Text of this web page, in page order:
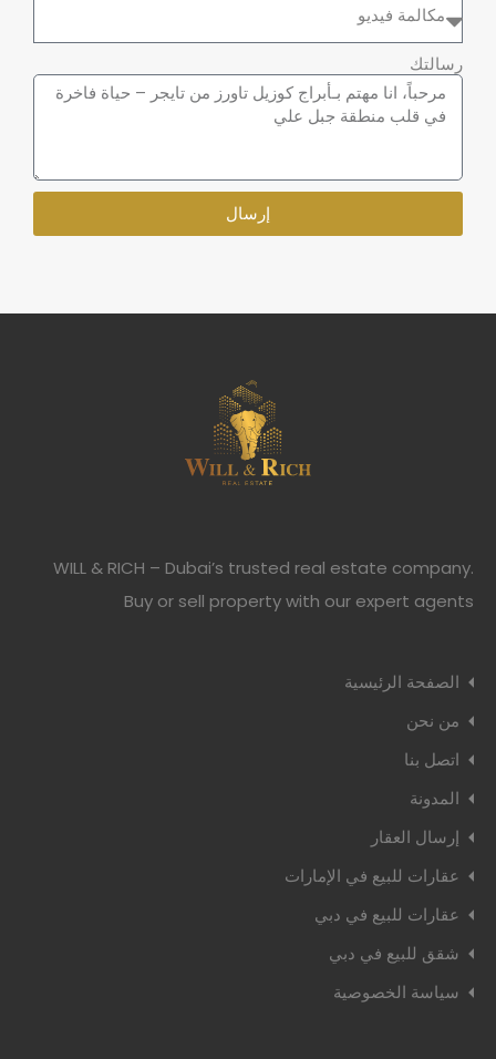
رسالتك
إرسال
WILL & RICH – Dubai’s trusted real estate company.
Buy or sell property with our expert agents
الصفحة الرئيسية
من نحن
اتصل بنا
المدونة
إرسال العقار
عقارات للبيع في الإمارات
عقارات للبيع في دبي
شقق للبيع في دبي
سياسة الخصوصية